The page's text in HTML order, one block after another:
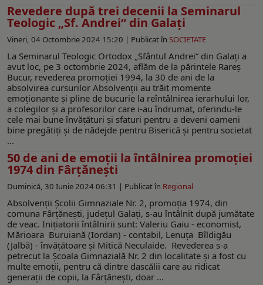
Revedere după trei decenii la Seminarul
Teologic „Sf. Andrei“ din Galaţi
Vineri, 04 Octombrie 2024 15:20 | Publicat în SOCIETATE
La Seminarul Teologic Ortodox „Sfântul Andrei“ din Galaţi a
avut loc, pe 3 octombrie 2024, aflăm de la părintele Rareş
Bucur, revederea promoţiei 1994, la 30 de ani de la
absolvirea cursurilor Absolvenţii au trăit momente
emoţionante şi pline de bucurie la reîntâlnirea ierarhului lor,
a colegilor şi a profesorilor care i-au îndrumat, oferindu-le
cele mai bune învăţături şi sfaturi pentru a deveni oameni
bine pregătiţi şi de nădejde pentru Biserică şi pentru societat
...
50 de ani de emoţii la întâlnirea promoției
1974 din Fârțănești
Duminică, 30 Iunie 2024 06:31 | Publicat în Regional
Absolvenții Școlii Gimnaziale Nr. 2, promoția 1974, din
comuna Fârțănești, județul Galați, s-au întâlnit după jumătate
de veac. Inițiatorii întâlnirii sunt: Valeriu Gaiu - economist,
Mărioara Buruiană (Iordan) - contabil, Lenuța Bîldigău
(Jalbă) - învățătoare și Mitică Neculaide. Revederea s-a
petrecut la Școala Gimnazială Nr. 2 din localitate și a fost cu
multe emoții, pentru că dintre dascălii care au ridicat
generații de copii, la Fârțănești, doar ...